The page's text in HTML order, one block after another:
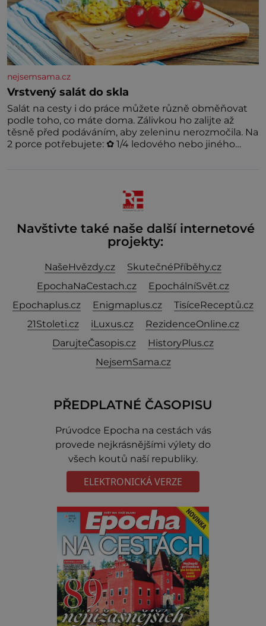
nejsemsama.cz
Vrstvený salát do skla
Salát na cesty i do práce můžete různě obměňovat
podle toho, co máte doma. Zálivkou ho zalijte až
těsně před podáváním, aby zeleninu nerozmočila. Na
2 porce potřebujete: ✿ 1/4 ledového nebo jiného
Navštivte také naše další internetové
projekty:
NašeHvězdy.cz
SkutečnéPříběhy.cz
EpochaNaCestach.cz
EpochálníSvět.cz
Epochaplus.cz
Enigmaplus.cz
TisíceReceptů.cz
21Stoleti.cz
iLuxus.cz
RezidenceOnline.cz
DarujteČasopis.cz
HistoryPlus.cz
NejsemSama.cz
PŘEDPLATNÉ ČASOPISU
Prúvodce Epocha na cestách vás
provede nejkrásnějšími výlety do
všech koutů naší republiky.
ELEKTRONICKÁ VERZE